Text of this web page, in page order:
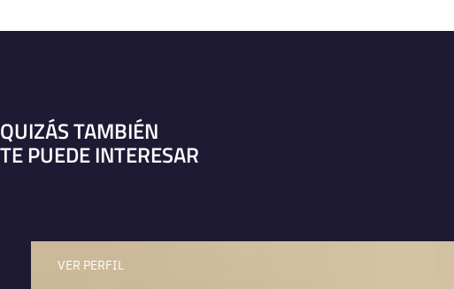
QUIZÁS TAMBIÉN
TE PUEDE INTERESAR
VER PERFIL